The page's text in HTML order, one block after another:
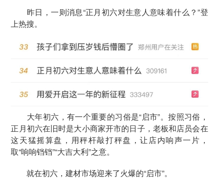
昨日，一则消息“正月初六对生意人意味着什么？”登
上热搜。
大年初六，有一个重要的习俗是“启市”。按照习俗，
正月初六在旧时是大小商家开市的日子，老板和店员会在
这天猛摇算盘，用秤杆敲打秤盘，让店内响声一片，
取“响响铛铛”“大吉大利”之意。
就在初六，建材市场迎来了火爆的“启市”。